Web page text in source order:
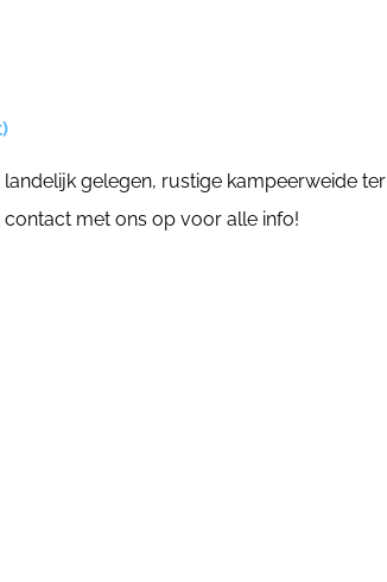
gelegen, rustige kampeerweide ter
contact met ons op voor alle info!